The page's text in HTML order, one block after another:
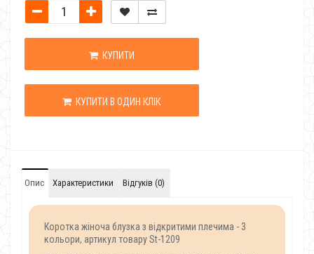
КУПИТИ
КУПИТИ В ОДИН КЛІК
Опис Характеристики Відгуків (0)
Коротка жіноча блузка з відкритими плечима - 3
кольори, артикул товару St-1209